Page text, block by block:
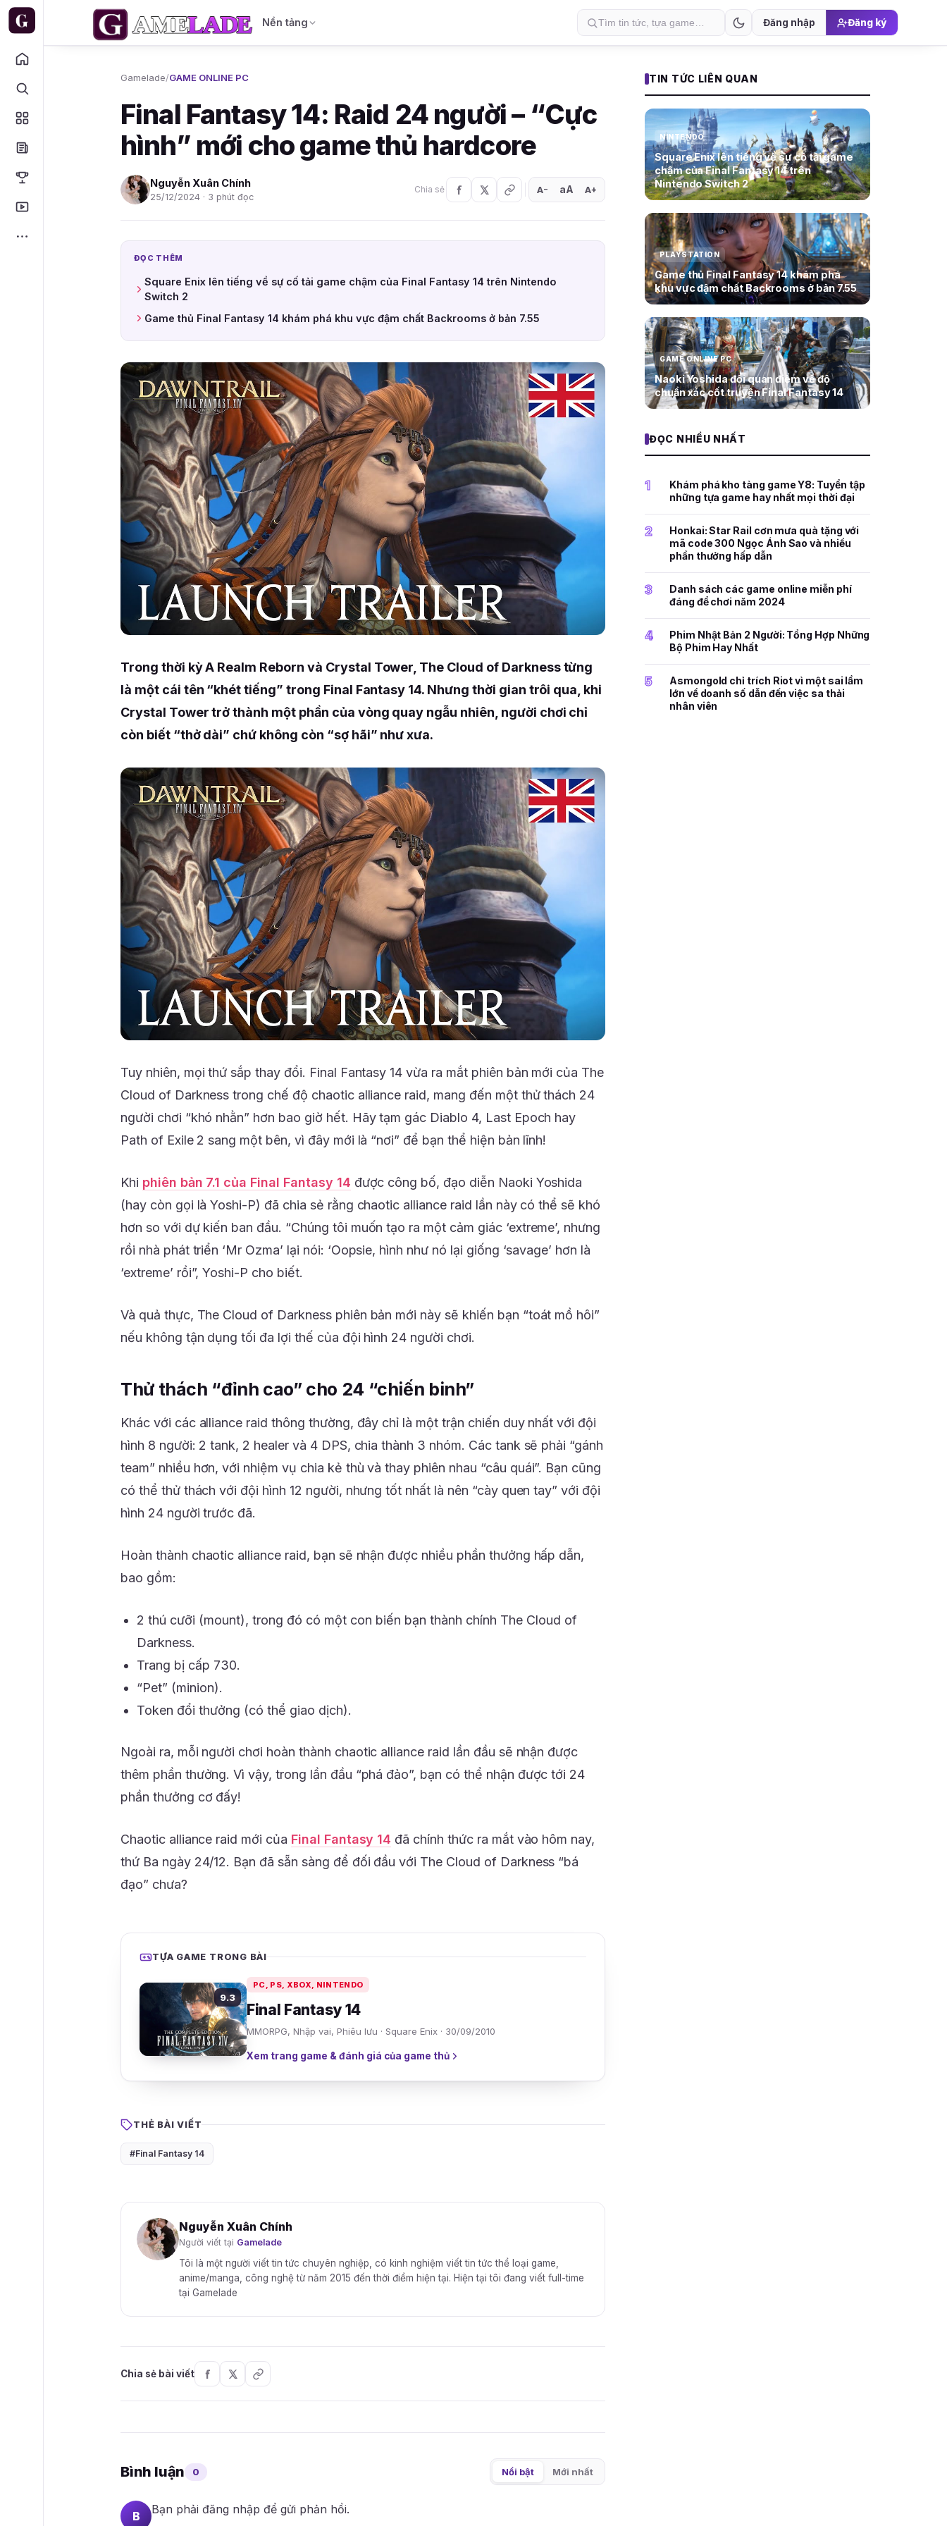
Nền tảng Đăng nhập Đăng ký
Gamelade/GAME ONLINE PC
Final Fantasy 14: Raid 24 người – “Cực
hình” mới cho game thủ hardcore
Nguyễn Xuân Chính
25/12/2024 · 3 phút đọc
Chia sẻ A− aA A+
ĐỌC THÊM
Square Enix lên tiếng về sự cố tải game chậm của Final Fantasy 14 trên Nintendo
Switch 2
Game thủ Final Fantasy 14 khám phá khu vực đậm chất Backrooms ở bản 7.55
Trong thời kỳ A Realm Reborn và Crystal Tower, The Cloud of Darkness từng
là một cái tên “khét tiếng” trong Final Fantasy 14. Nhưng thời gian trôi qua, khi
Crystal Tower trở thành một phần của vòng quay ngẫu nhiên, người chơi chỉ
còn biết “thở dài” chứ không còn “sợ hãi” như xưa.
Tuy nhiên, mọi thứ sắp thay đổi. Final Fantasy 14 vừa ra mắt phiên bản mới của The
Cloud of Darkness trong chế độ chaotic alliance raid, mang đến một thử thách 24
người chơi “khó nhằn” hơn bao giờ hết. Hãy tạm gác Diablo 4, Last Epoch hay
Path of Exile 2 sang một bên, vì đây mới là “nơi” để bạn thể hiện bản lĩnh!
Khi phiên bản 7.1 của Final Fantasy 14 được công bố, đạo diễn Naoki Yoshida
(hay còn gọi là Yoshi-P) đã chia sẻ rằng chaotic alliance raid lần này có thể sẽ khó
hơn so với dự kiến ban đầu. “Chúng tôi muốn tạo ra một cảm giác ‘extreme’, nhưng
rồi nhà phát triển ‘Mr Ozma’ lại nói: ‘Oopsie, hình như nó lại giống ‘savage’ hơn là
‘extreme’ rồi”, Yoshi-P cho biết.
Và quả thực, The Cloud of Darkness phiên bản mới này sẽ khiến bạn “toát mồ hôi”
nếu không tận dụng tối đa lợi thế của đội hình 24 người chơi.
Thử thách “đỉnh cao” cho 24 “chiến binh”
Khác với các alliance raid thông thường, đây chỉ là một trận chiến duy nhất với đội
hình 8 người: 2 tank, 2 healer và 4 DPS, chia thành 3 nhóm. Các tank sẽ phải “gánh
team” nhiều hơn, với nhiệm vụ chia kẻ thù và thay phiên nhau “câu quái”. Bạn cũng
có thể thử thách với đội hình 12 người, nhưng tốt nhất là nên “cày quen tay” với đội
hình 24 người trước đã.
Hoàn thành chaotic alliance raid, bạn sẽ nhận được nhiều phần thưởng hấp dẫn,
bao gồm:
2 thú cưỡi (mount), trong đó có một con biến bạn thành chính The Cloud of
Darkness.
Trang bị cấp 730.
“Pet” (minion).
Token đổi thưởng (có thể giao dịch).
Ngoài ra, mỗi người chơi hoàn thành chaotic alliance raid lần đầu sẽ nhận được
thêm phần thưởng. Vì vậy, trong lần đầu “phá đảo”, bạn có thể nhận được tới 24
phần thưởng cơ đấy!
Chaotic alliance raid mới của Final Fantasy 14 đã chính thức ra mắt vào hôm nay,
thứ Ba ngày 24/12. Bạn đã sẵn sàng để đối đầu với The Cloud of Darkness “bá
đạo” chưa?
TỰA GAME TRONG BÀI
9.3
PC, PS, XBOX, NINTENDO
Final Fantasy 14
MMORPG, Nhập vai, Phiêu lưu · Square Enix · 30/09/2010
Xem trang game & đánh giá của game thủ
THẺ BÀI VIẾT
#Final Fantasy 14
Nguyễn Xuân Chính
Người viết tại Gamelade
Tôi là một người viết tin tức chuyên nghiệp, có kinh nghiệm viết tin tức thể loại game,
anime/manga, công nghệ từ năm 2015 đến thời điểm hiện tại. Hiện tại tôi đang viết full-time
tại Gamelade
Chia sẻ bài viết
Bình luận 0 Nổi bật Mới nhất
B Bạn phải đăng nhập để gửi phản hồi.
TIN TỨC LIÊN QUAN
NINTENDO
Square Enix lên tiếng về sự cố tải game
chậm của Final Fantasy 14 trên
Nintendo Switch 2
PLAYSTATION
Game thủ Final Fantasy 14 khám phá
khu vực đậm chất Backrooms ở bản 7.55
GAME ONLINE PC
Naoki Yoshida đổi quan điểm về độ
chuẩn xác cốt truyện Final Fantasy 14
ĐỌC NHIỀU NHẤT
1
Khám phá kho tàng game Y8: Tuyển tập
những tựa game hay nhất mọi thời đại
2
Honkai: Star Rail cơn mưa quà tặng với
mã code 300 Ngọc Ánh Sao và nhiều
phần thưởng hấp dẫn
3
Danh sách các game online miễn phí
đáng để chơi năm 2024
4
Phim Nhật Bản 2 Người: Tổng Hợp Những
Bộ Phim Hay Nhất
5
Asmongold chỉ trích Riot vì một sai lầm
lớn về doanh số dẫn đến việc sa thải
nhân viên